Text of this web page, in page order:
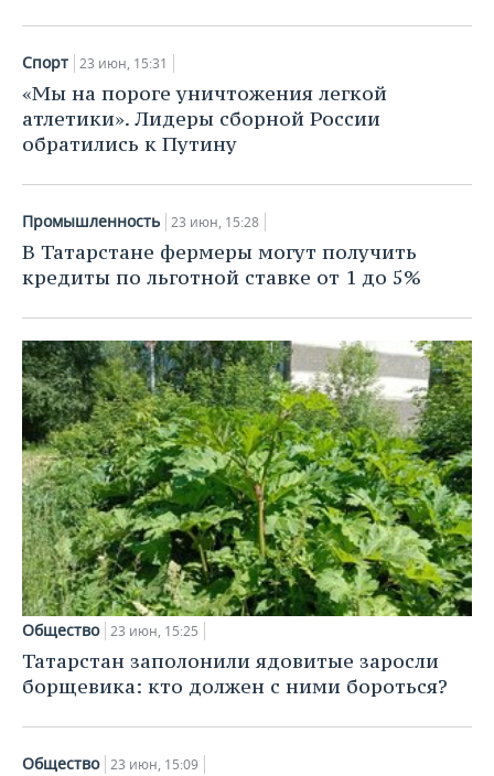
Спорт 23 июн, 15:31
«Мы на пороге уничтожения легкой
атлетики». Лидеры сборной России
обратились к Путину
Промышленность 23 июн, 15:28
В Татарстане фермеры могут получить
кредиты по льготной ставке от 1 до 5%
Общество 23 июн, 15:25
Татарстан заполонили ядовитые заросли
борщевика: кто должен с ними бороться?
Общество 23 июн, 15:09